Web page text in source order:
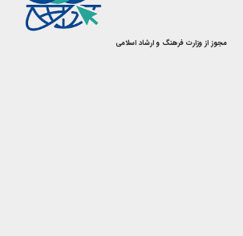
مجوز از وزارت فرهنگ و ارشاد اسلامی